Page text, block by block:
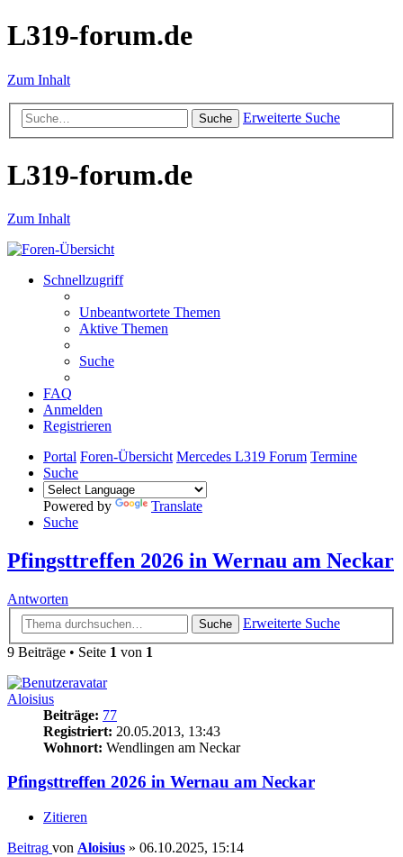
L319-forum.de
Zum Inhalt
Suche Erweiterte Suche
L319-forum.de
Zum Inhalt
Schnellzugriff
Unbeantwortete Themen
Aktive Themen
Suche
FAQ
Anmelden
Registrieren
Portal Foren-Übersicht Mercedes L319 Forum Termine
Suche
Powered by
Translate
Suche
Pfingsttreffen 2026 in Wernau am Neckar
Antworten
Suche
Erweiterte Suche
9 Beiträge • Seite 1 von 1
Aloisius
Beiträge: 77
Registriert: 20.05.2013, 13:43
Wohnort: Wendlingen am Neckar
Pfingsttreffen 2026 in Wernau am Neckar
Zitieren
Beitrag von Aloisius » 06.10.2025, 15:14